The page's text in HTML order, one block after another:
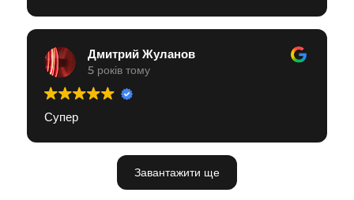
Дмитрий Жуланов
5 років тому
Супер
Завантажити ще